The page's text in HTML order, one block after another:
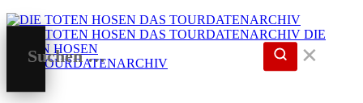
DIE
TOTEN HOSEN
DAS TOURDATENARCHIV
✕